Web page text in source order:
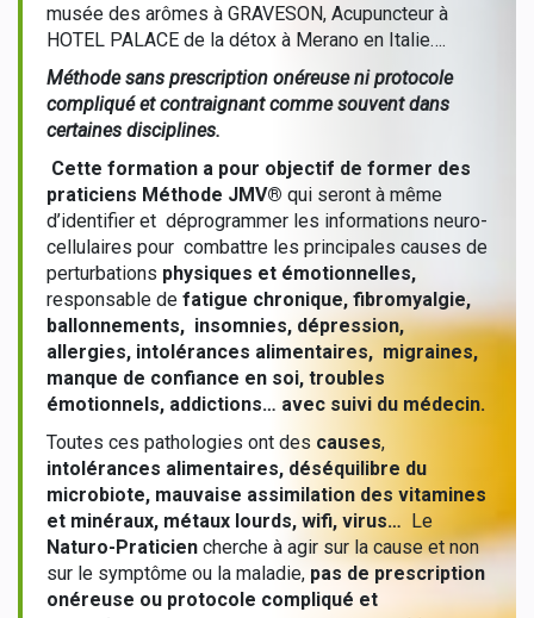
musée des arômes à GRAVESON, Acupuncteur à
HOTEL PALACE de la détox à Merano en Italie….
Méthode sans prescription onéreuse ni protocole
compliqué et contraignant comme souvent dans
certaines disciplines.
Cette formation a pour objectif de former des
praticiens Méthode JMV® qui seront à même
d’identifier et déprogrammer les informations neuro-
cellulaires pour combattre les principales causes de
perturbations physiques et émotionnelles,
responsable de fatigue chronique, fibromyalgie,
ballonnements, insomnies, dépression,
allergies, intolérances alimentaires, migraines,
manque de confiance en soi, troubles
émotionnels, addictions… avec suivi du médecin.
Toutes ces pathologies ont des causes,
intolérances alimentaires, déséquilibre du
microbiote, mauvaise assimilation des vitamines
et minéraux, métaux lourds, wifi, virus… Le
Naturo-Praticien cherche à agir sur la cause et non
sur le symptôme ou la maladie, pas de prescription
onéreuse ou protocole compliqué et